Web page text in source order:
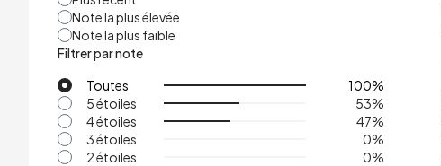
Note la plus élevée
Note la plus faible
Filtrer par note
Toutes
100%
5 étoiles
53%
4 étoiles
47%
3 étoiles
0%
2 étoiles
0%